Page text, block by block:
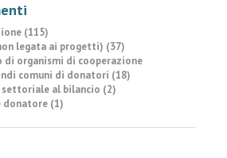
(115)
legata ai progetti) (37)
organismi di cooperazione
comuni di donatori (18)
settoriale al bilancio (2)
donatore (1)